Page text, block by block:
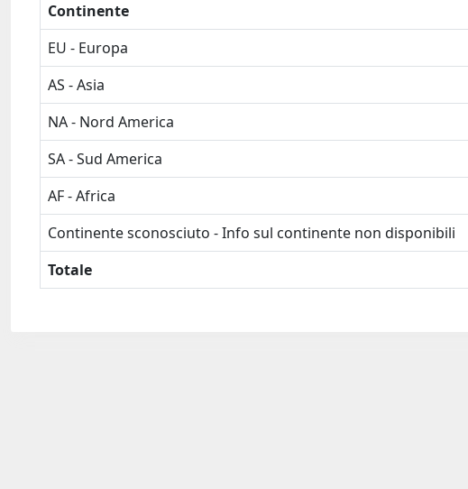
Continente
EU - Europa
AS - Asia
NA - Nord America
SA - Sud America
AF - Africa
Continente sconosciuto - Info sul continente non disponibili
Totale